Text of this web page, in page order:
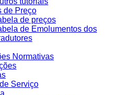
de Preço
de preços
de Emolumentos dos
Normativas
Serviço